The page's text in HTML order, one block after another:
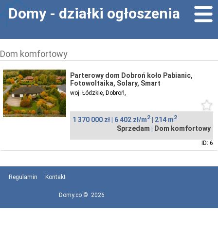
Domy - działki ogłoszenia
Dom komfortowy
Parterowy dom Dobroń koło Pabianic,
Fotowoltaika, Solary, Smart
woj. Łódzkie, Dobroń,
1 370 000 zł | 6 402 zł/m2 214 m2
Sprzedam | Dom komfortowy
ID: 6
Regulamin Kontakt
Domy.co © 2026